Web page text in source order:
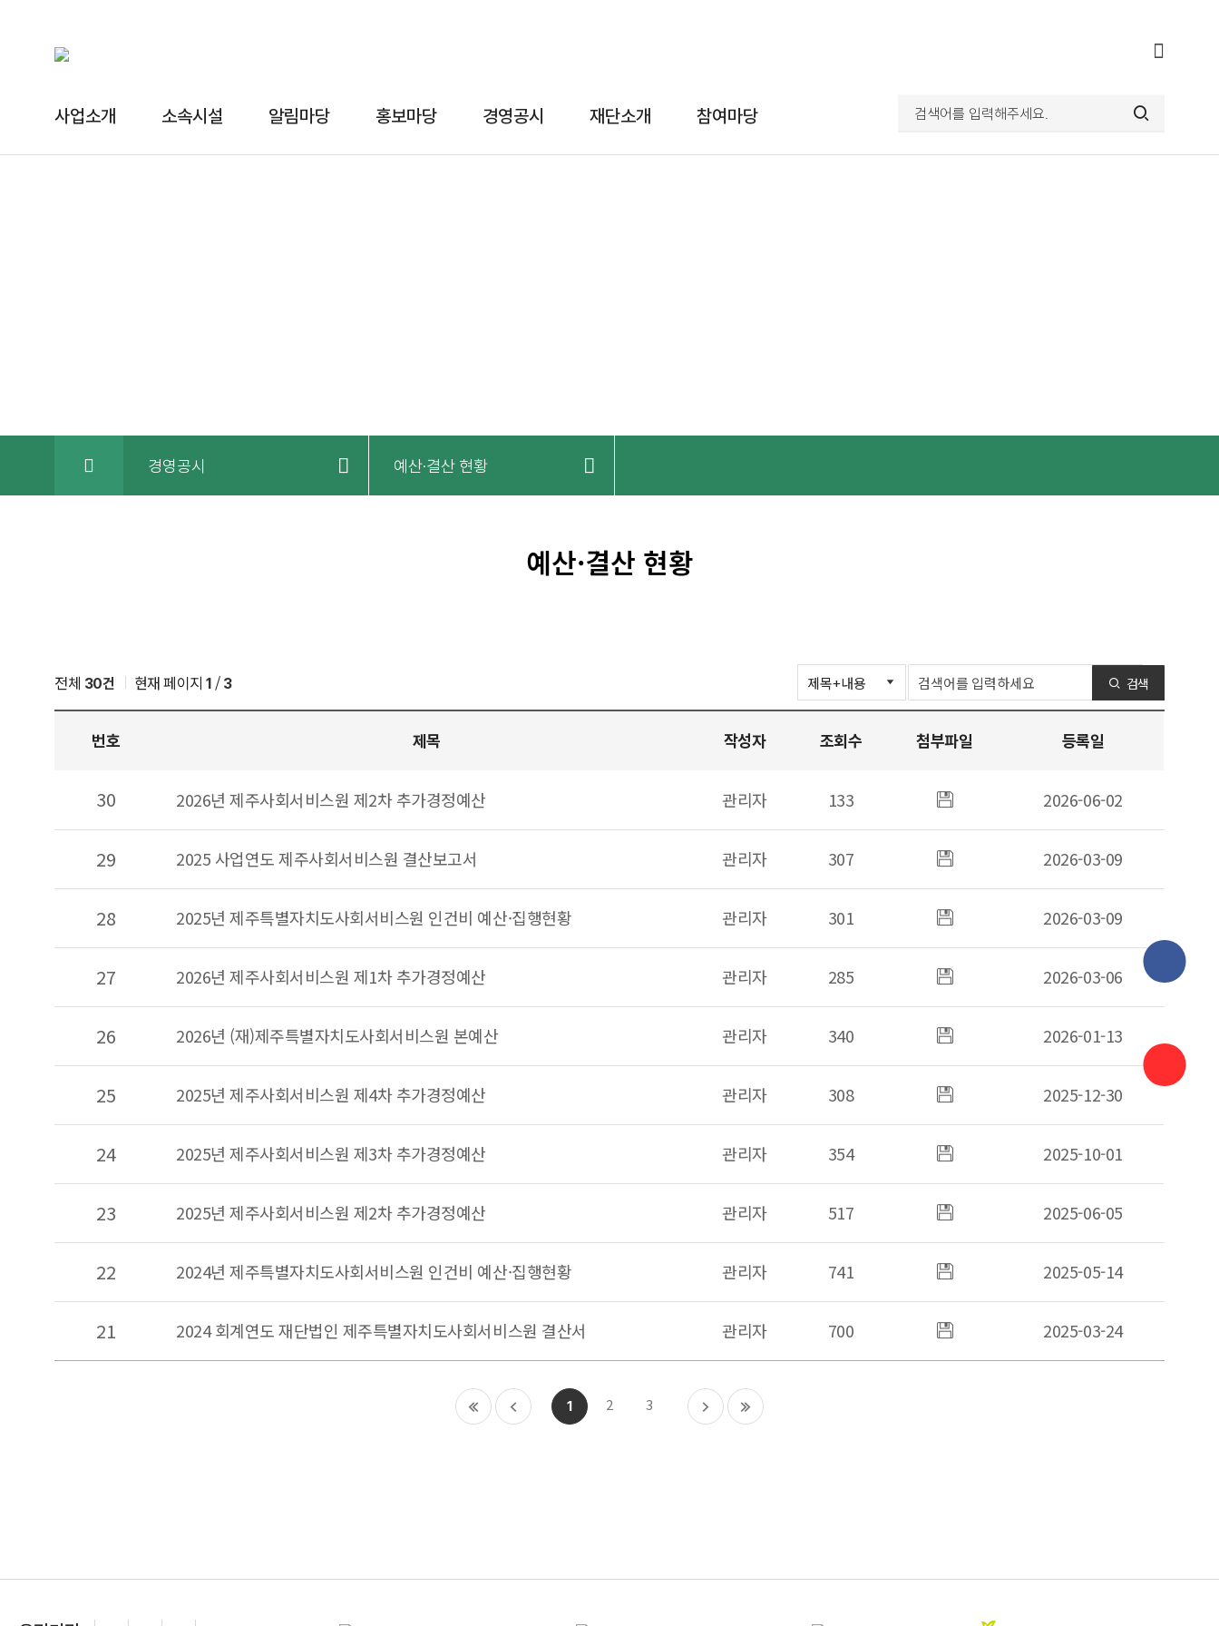
사업소개
소속시설 알림마당 홍보마당 경영공시 재단소개 참여마당
검색어를
경영공시 예산·결산 현황
예산·결산 현황
검색
전체 30건 현재 페이지1 / 3
결산
번호,
첨부파일,
등록일에
번호 제목 작성자 조회수 첨부파일 등록일
30 2026년 제주사회서비스원 제2차 추가경정예산 관리자 133
첨부파일
있음
2026-06-02
29 2025 사업연도 제주사회서비스원 결산보고서 관리자 307
첨부파일
있음
2026-03-09
28 2025년 제주특별자치도사회서비스원 인건비 예산·집행현황 관리자 301
첨부파일
있음
2026-03-09
27 2026년 제주사회서비스원 제1차 추가경정예산 관리자 285
첨부파일
있음
2026-03-06
26 2026년 (재)제주특별자치도사회서비스원 본예산 관리자 340
첨부파일
있음
2026-01-13
25 2025년 제주사회서비스원 제4차 추가경정예산 관리자 308
첨부파일
있음
2025-12-30
24 2025년 제주사회서비스원 제3차 추가경정예산 관리자 354
첨부파일
있음
2025-10-01
23 2025년 제주사회서비스원 제2차 추가경정예산 관리자 517
첨부파일
있음
2025-06-05
22 2024년 제주특별자치도사회서비스원 인건비 예산·집행현황 관리자 741
첨부파일
있음
2025-05-14
21 2024 회계연도 재단법인 제주특별자치도사회서비스원 결산서 관리자 700
첨부파일
있음
2025-03-24
1 2 3
페이스북
바로가기
유튜브